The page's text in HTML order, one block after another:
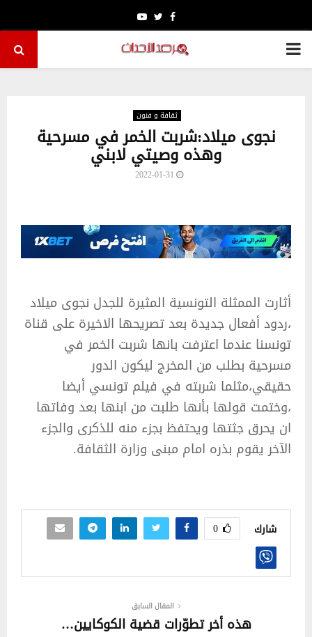
Facebook
Twitter
Youtube
PRIMARY
ثقافة و فنون
نجوى ميلاد:شربت الخمر في مسرحية
وهذه وصيتي لابني
2022-01-31
أثارت الممثلة التونسية المثيرة للجدل نجوى ميلاد
،ردود أفعال جديدة بعد تصريحها الاخيرة على قناة
تونسنا عندما اعترفت بانها شربت الخمر في
مسرحية بطلب من المخرج ليكون الدور
حقيقي،مثلما شربته في فيلم تونسي أيضا
،وختمت قولها بأنها طلبت من ابنها بعد وفاتها
ان يحرق جثتها ويحتفظ بجزء منه للذكرى والجزء
الآخر يقوم بذره امام مبنى وزارة الثقافة.
شارك 0
المقال السابق
هذه أخر تطوّرات قضية الكوكايين…